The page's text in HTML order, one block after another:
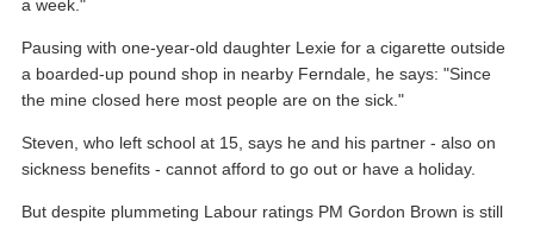
a week."
Pausing with one-year-old daughter Lexie for a cigarette outside
a boarded-up pound shop in nearby Ferndale, he says: "Since
the mine closed here most people are on the sick."
Steven, who left school at 15, says he and his partner - also on
sickness benefits - cannot afford to go out or have a holiday.
But despite plummeting Labour ratings PM Gordon Brown is still